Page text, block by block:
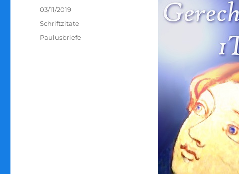
Veröffentlicht
am
03/11/2019
Kategorien
Schriftzitate
Schlagwörter
Paulusbriefe